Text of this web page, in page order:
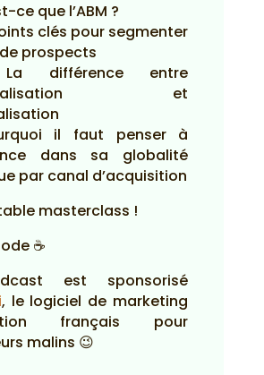
ce que l’ABM ?
clés pour segmenter
prospects
différence entre
et
il faut penser à
dans sa globalité
par canal d’acquisition
masterclass !
☕
est sponsorisé
, le logiciel de marketing
français pour
malins 😉